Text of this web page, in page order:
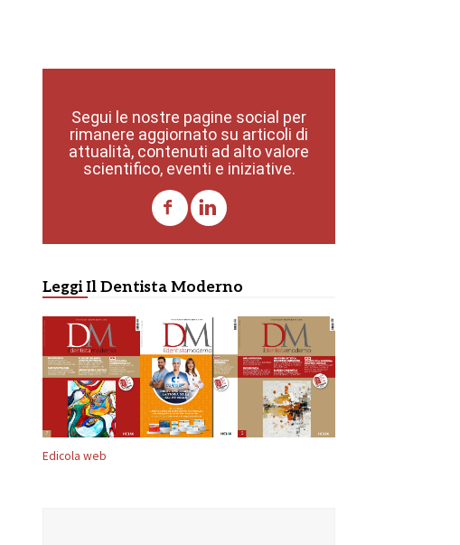
Segui le nostre pagine social per
rimanere aggiornato su articoli di
attualità, contenuti ad alto valore
scientifico, eventi e iniziative.
Leggi Il Dentista Moderno
Edicola web